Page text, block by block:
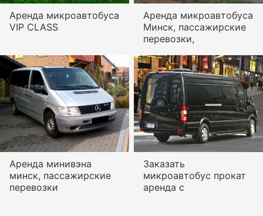
Аренда микроавтобуса
VIP CLASS
Аренда микроавтобуса
Минск, пассажирские
перевозки,
Аренда минивэна
минск, пассажирские
перевозки
Заказать
микроавтобус прокат
аренда с